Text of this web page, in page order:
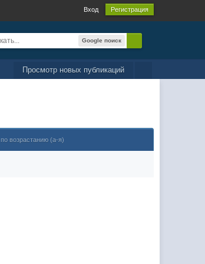
Вход Регистрация
Google поиск
Просмотр новых публикаций
по возрастанию (а-я)